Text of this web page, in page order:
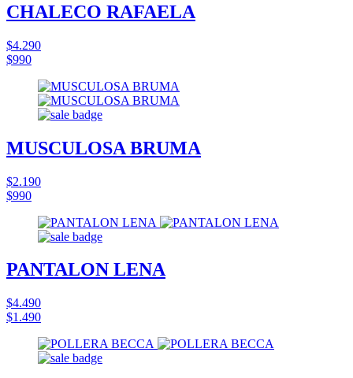
CHALECO RAFAELA
$4.290
$990
MUSCULOSA BRUMA
$2.190
$990
PANTALON LENA
$4.490
$1.490